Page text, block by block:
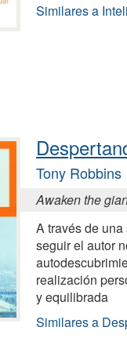
Similares a
Tony Robbins
Awaken the
A través de
seguir el autor
realización
y equilibrada
Similares a